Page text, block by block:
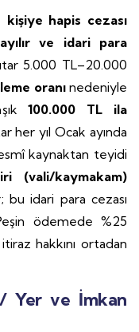
kişiye hapis cezası
ve idari para
5.000 TL–20.000
oranınedeniyle
100.000 TL ila
her yıl Ocak ayında
kaynaktan teyidi
(vali/kaymakam)
bu idari para cezası
ödemede %25
hakkını ortadan
/ Yer ve İmkan